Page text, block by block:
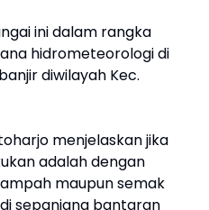
ini dalam rangka
hidrometeorologi di
diwilayah Kec.
menjelaskan jika
adalah dengan
maupun semak
sepanjang bantaran